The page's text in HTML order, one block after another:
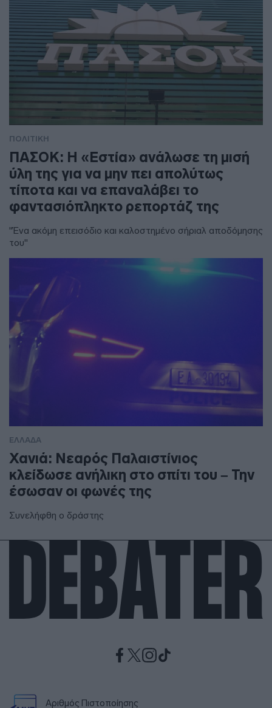
ΠΟΛΙΤΙΚΗ
ΠΑΣΟΚ: Η «Εστία» ανάλωσε τη μισή
ύλη της για να μην πει απολύτως
τίποτα και να επαναλάβει το
φαντασιόπληκτο ρεπορτάζ της
"Ένα ακόμη επεισόδιο και καλοστημένο σήριαλ αποδόμησης
του"
ΕΛΛΑΔΑ
Χανιά: Νεαρός Παλαιστίνιος
κλείδωσε ανήλικη στο σπίτι του – Την
έσωσαν οι φωνές της
Συνελήφθη ο δράστης
Αριθμός Πιστοποίησης